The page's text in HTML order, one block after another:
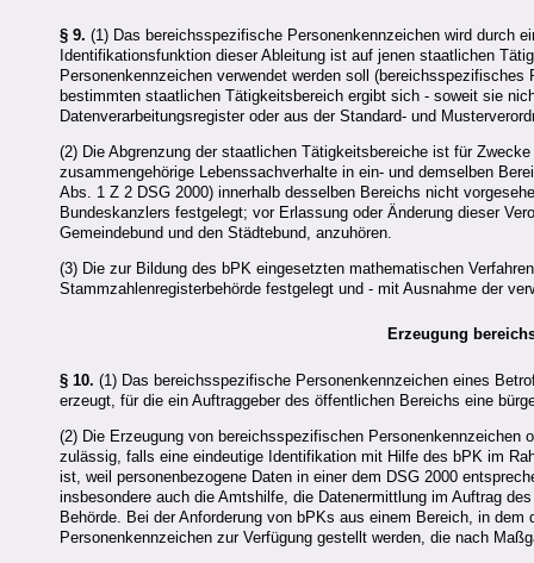
§ 9. (1) Das bereichsspezifische Personenkennzeichen wird durch
Identifikationsfunktion dieser Ableitung ist auf jenen staatlichen
Personenkennzeichen verwendet werden soll
bestimmten staatlichen Tätigkeitsbereich ergibt sich - soweit sie
Datenverarbeitungsregister oder aus der Standard- und
(2) Die Abgrenzung der staatlichen Tätigkeitsbereiche ist für
zusammengehörige Lebenssachverhalte in ein- und demselben
Abs. 1 Z 2 DSG 2000) innerhalb desselben Bereichs nicht
Bundeskanzlers festgelegt; vor Erlassung oder Änderung dieser
Gemeindebund und den Städtebund, anzuhören.
(3) Die zur Bildung des bPK eingesetzten mathematischen
Stammzahlenregisterbehörde festgelegt und - mit Ausnahme der
Erzeugung
§ 10. (1) Das bereichsspezifische Personenkennzeichen eines
erzeugt, für die ein Auftraggeber des öffentlichen Bereichs eine
(2) Die Erzeugung von bereichsspezifischen Personenkennzeichen
zulässig, falls eine eindeutige Identifikation mit Hilfe des bPK im
ist, weil personenbezogene Daten in einer dem DSG 2000
insbesondere auch die Amtshilfe, die Datenermittlung im Auftrag
Behörde. Bei der Anforderung von bPKs aus einem Bereich, in
Personenkennzeichen zur Verfügung gestellt werden, die nach